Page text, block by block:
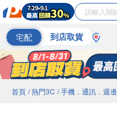
宅配 到店取貨
首頁 / 熱門3C / 手機．通訊．週邊